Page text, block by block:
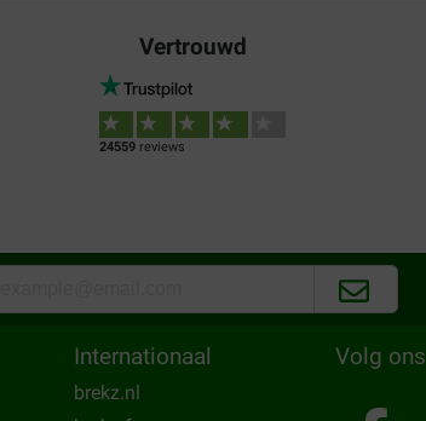
Translate to English
30-07-2023
Vertrouwd
24559reviews
Internationaal
brekz.nl
Volg ons